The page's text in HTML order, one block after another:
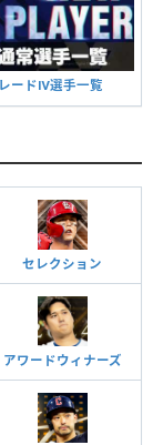
ードⅣ選手一覧
セレクション
アワードウィナーズ